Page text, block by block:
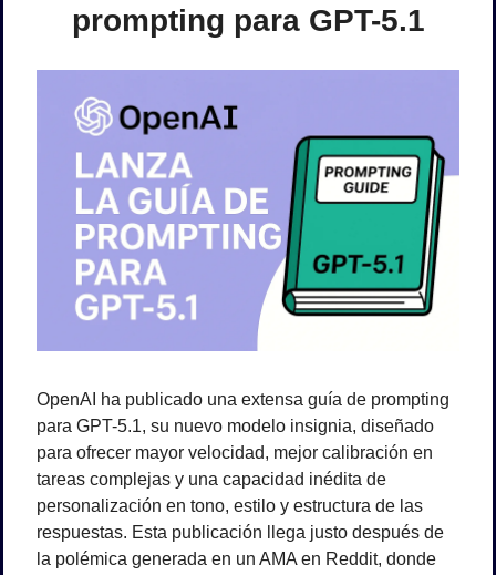
prompting para GPT-5.1
OpenAI ha publicado una extensa guía de prompting
para GPT-5.1, su nuevo modelo insignia, diseñado
para ofrecer mayor velocidad, mejor calibración en
tareas complejas y una capacidad inédita de
personalización en tono, estilo y estructura de las
respuestas. Esta publicación llega justo después de
la polémica generada en un AMA en Reddit, donde